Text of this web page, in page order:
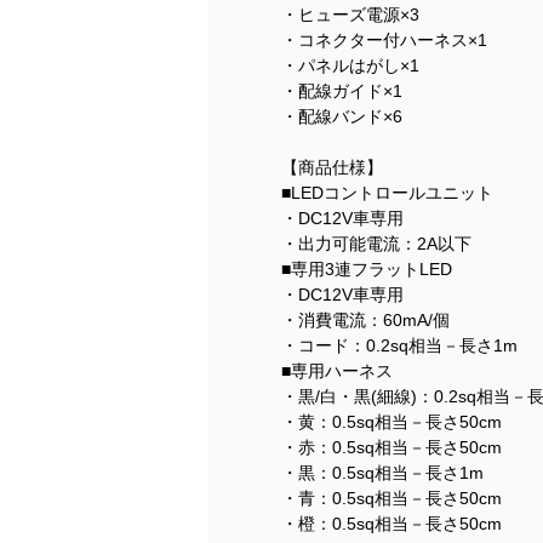
・ヒューズ電源×3
・コネクター付ハーネス×1
・パネルはがし×1
・配線ガイド×1
・配線バンド×6
【商品仕様】
■LEDコントロールユニット
・DC12V車専用
・出力可能電流：2A以下
■専用3連フラットLED
・DC12V車専用
・消費電流：60mA/個
・コード：0.2sq相当－長さ1m
■専用ハーネス
・黒/白・黒(細線)：0.2sq相当－
・黄：0.5sq相当－長さ50cm
・赤：0.5sq相当－長さ50cm
・黒：0.5sq相当－長さ1m
・青：0.5sq相当－長さ50cm
・橙：0.5sq相当－長さ50cm